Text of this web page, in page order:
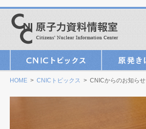
HOME > CNICトピックス > CNICからのお知らせ